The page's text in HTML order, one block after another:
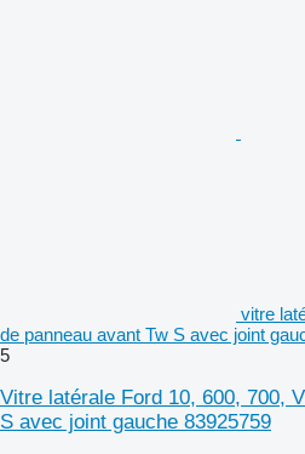
vitre
de panneau avant Tw S avec joint
5
Vitre latérale Ford 10, 600, 700,
S avec joint gauche 83925759